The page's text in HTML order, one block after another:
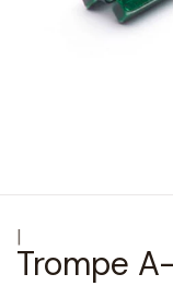
|
Trompe